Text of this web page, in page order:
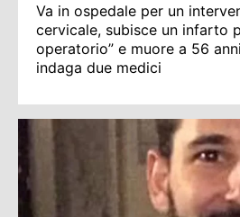
Va in ospedale per un
cervicale, subisce un infarto
operatorio” e muore a 56
indaga due medici